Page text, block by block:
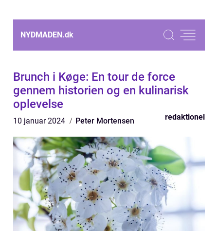
NYDMADEN.dk
Brunch i Køge: En tour de force
gennem historien og en kulinarisk
oplevelse
10 januar 2024 Peter Mortensen redaktionel